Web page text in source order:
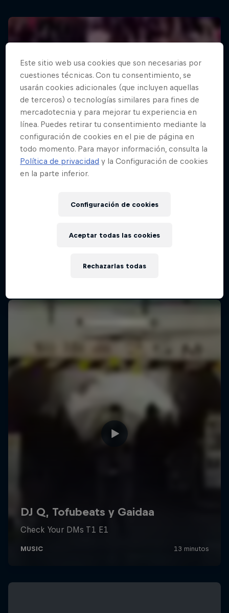
Este sitio web usa cookies que son necesarias por
cuestiones técnicas. Con tu consentimiento, se
usarán cookies adicionales (que incluyen aquellas
de terceros) o tecnologías similares para fines de
mercadotecnia y para mejorar tu experiencia en
línea. Puedes retirar tu consentimiento mediante la
configuración de cookies en el pie de página en
todo momento. Para mayor información, consulta la
Política de privacidad y la Configuración de cookies
en la parte inferior.
Configuración de cookies
Rechazarlas todas
Aceptar todas las cookies